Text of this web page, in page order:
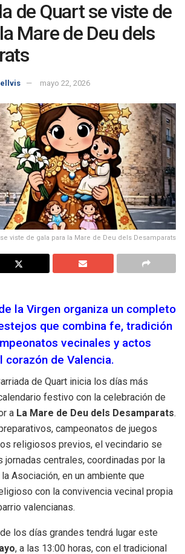
de Quart se viste de
Mare de Deu dels
mayo 22, 2026
viste de gala para la Mare de Deu dels Desamparats
la Virgen organiza un completo
que combina fe, tradición
vecinales y actos
corazón de Valencia.
de Quart inicia los días más
festivo con la celebración de
a La Mare de Deu dels Desamparats.
campeonatos de juegos
religiosos previos, el vecindario se
jornadas centrales, coordinadas por la
Asociación, en un ambiente que
con la convivencia vecinal propia
valencianas.
los días grandes tendrá lugar este
, a las 13:00 horas, con el tradicional